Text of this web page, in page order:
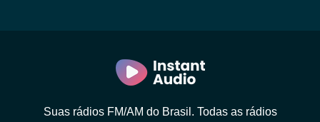
Suas rádios FM/AM do Brasil. Todas as rádios